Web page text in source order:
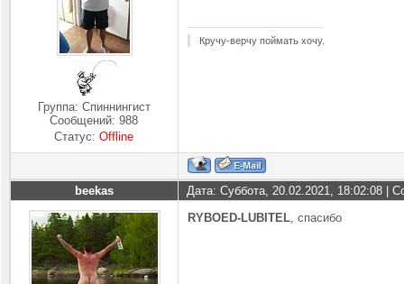
Группа: Спиннингист
Сообщений:988
Статус:Offline
Кручу-верчу поймать хочу.
beekas Дата: Суббота, 20.02.2021, 18:02:08 |
RYBOED-LUBITEL, спасибо